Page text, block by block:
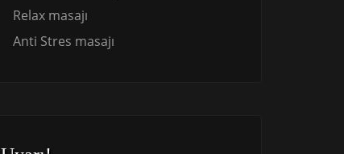
Relax masajı
Anti Stres masajı